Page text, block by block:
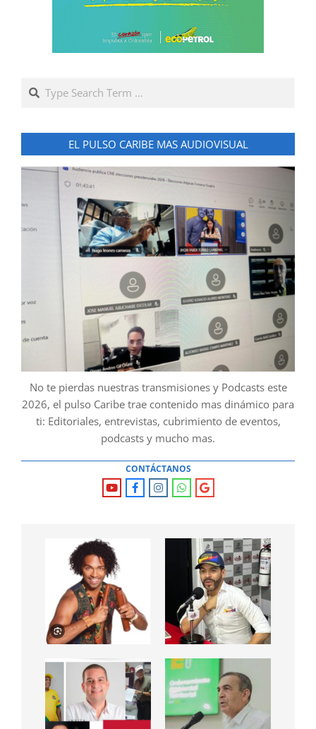
Search
EL PULSO CARIBE MAS AUDIOVISUAL
No te pierdas nuestras transmisiones y Podcasts este
2026, el pulso Caribe trae contenido mas dinámico para
ti: Editoriales, entrevistas, cubrimiento de eventos,
podcasts y mucho mas.
CONTÁCTANOS